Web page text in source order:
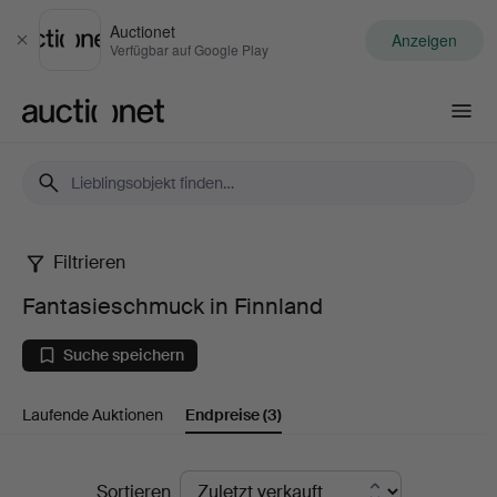
Schließen
Auctionet
Verfügbar auf Google Play Anzeigen
Fantasieschmuck
in
Finnland
Filtrieren
Fantasieschmuck in Finnland
Suche speichern
Laufende Auktionen Endpreise(3)
EndpreiseSortieren